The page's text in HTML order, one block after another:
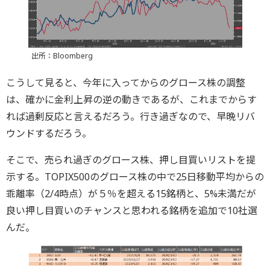
出所：Bloomberg
こうして見ると、今年に入ってからのグロース株の調整
は、確かに金利上昇の逆の動きであるが、これまでからす
れば過剰反応と言えるだろう。行き過ぎなので、早晩リバ
ウンドするだろう。
そこで、売られ過ぎのグロース株、押し目買いリストを提
示する。TOPIX500のグロース株の中で25日移動平均からの
乖離率（2/4時点）が５％を超える15銘柄と、5%未満だが
良い押し目買いのチャンスと思われる銘柄を追加で10社選
んだ。